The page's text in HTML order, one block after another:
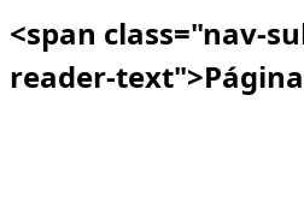
<span class="nav-
reader-